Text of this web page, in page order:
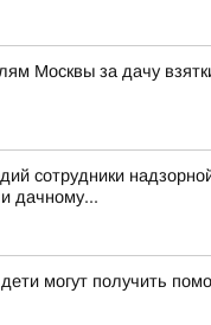
Москвы за дачу
сотрудники
дачному...
могут получить